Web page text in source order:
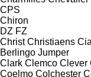
CPS
Chiron
DZ FZ
Christ Christiaens
Berlingo Jumper
Clark Clemco Clever
Coelmo Colchester